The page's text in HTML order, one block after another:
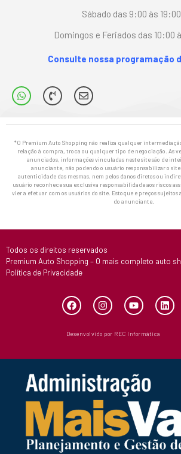
Sábado das 9:00 às
Domingos e Feriados das 10:00
Consulte nossa programação
*O Premium Auto Shopping não realiza qualquer
relação à compra, troca ou qualquer tipo de negociação. As
anunciados, informações vinculadas neste site são de
anunciante, não podendo o usuário responsabilizar o
autenticidade das mesmas, nem pelos danos diretos ou
usuário reconhece sua exclusiva responsabilidade aos riscos
vier a efetuar com os usuários do site. Estoque e preços
do anunciante.
Todos os direitos reservados
Premium Auto Shopping – O mais completo auto
Política de Privacidade
Desenvolvido por REC Informática